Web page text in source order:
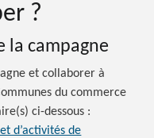
?
la campagne
et collaborer à
du commerce
ci-dessous :
d’activités de